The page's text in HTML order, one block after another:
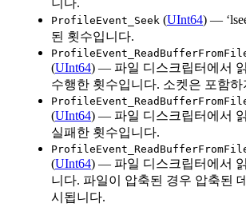
니다.
ProfileEvent_Seek (UInt64) —
된 횟수입니다.
(UInt64) — 파일 디스크립터에서 읽
수행한 횟수입니다. 소켓은 포함하
(UInt64) — 파일 디스크립터에서 읽
실패한 횟수입니다.
(UInt64) — 파일 디스크립터에서
니다. 파일이 압축된 경우 압축된
시됩니다.